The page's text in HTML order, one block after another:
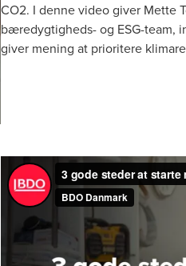
CO2. I denne video giver Mette
bæredygtigheds- og ESG-team,
giver mening at prioritere